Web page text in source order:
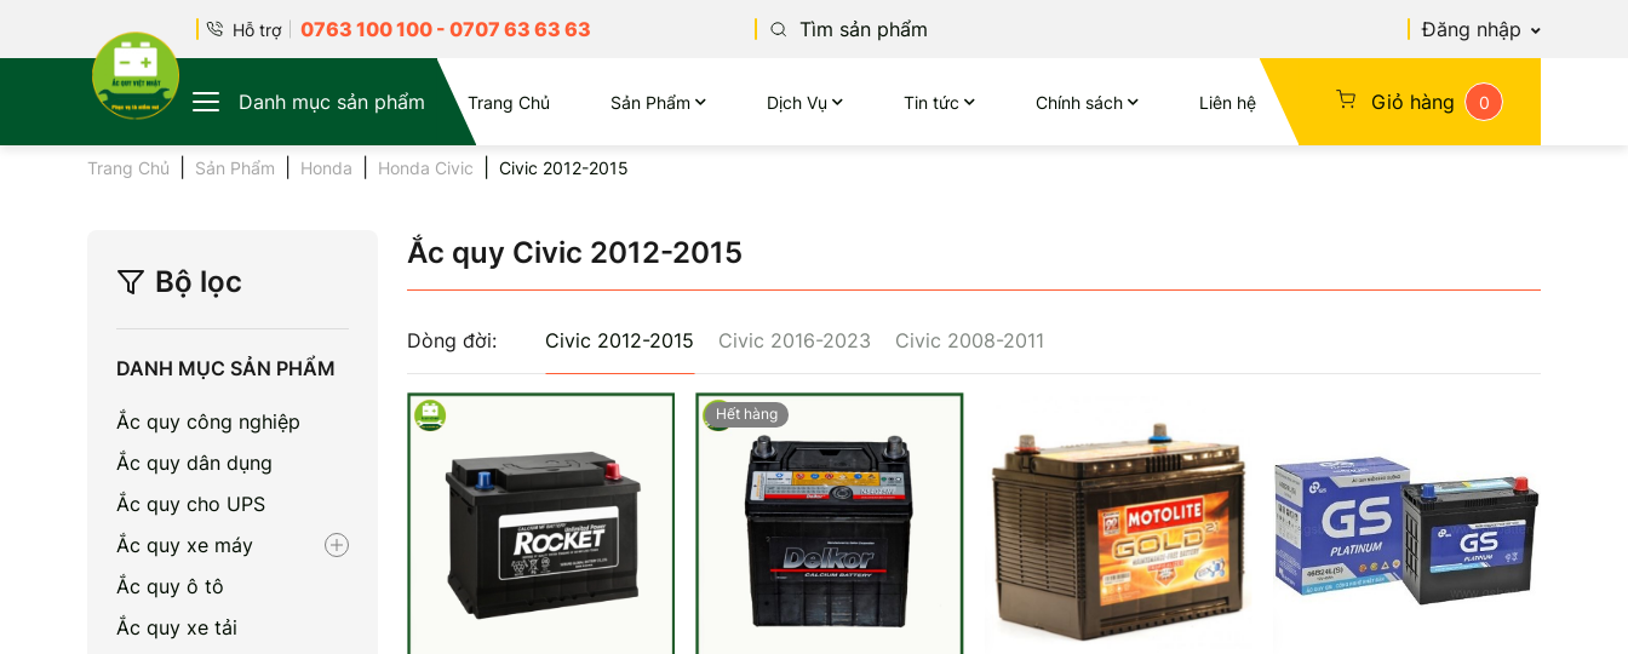
Hỗ trợ 0763 100 100 - 0707 63 63 63 Đăng nhập
Danh mục sản phẩm Trang Chủ Sản Phẩm Dịch Vụ Tin tức Chính sách Liên hệ Giỏ hàng 0
Trang Chủ Sản Phẩm Honda Honda Civic Civic 2012-2015
Bộ lọc
DANH MỤC SẢN PHẨM
Ắc quy công nghiệp
Ắc quy dân dụng
Ắc quy cho UPS
Ắc quy xe máy
Ắc quy ô tô
Ắc quy xe tải
Ắc quy Civic 2012-2015
Dòng đời: Civic 2012-2015 Civic 2016-2023 Civic 2008-2011
Hết hàng